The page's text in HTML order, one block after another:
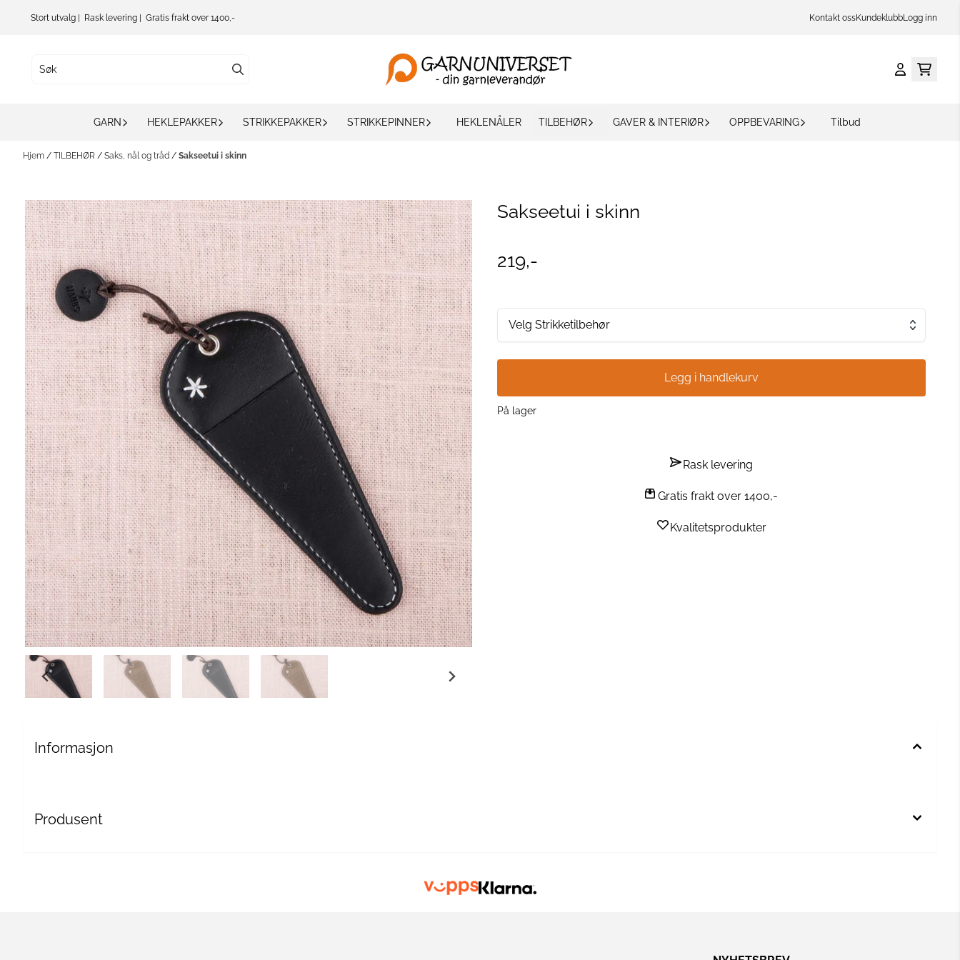
Hopp til innhold
Stort utvalg | Rask levering | Gratis frakt over 1400,- Kontakt ossKundeklubbLogg inn
GARN HEKLEPAKKER STRIKKEPAKKER STRIKKEPINNER HEKLENÅLER TILBEHØR GAVER & INTERIØR OPPBEVARING Tilbud
Hjem / TILBEHØR / Saks, nål og tråd / Sakseetui i skinn
Sakseetui i skinn
219,-
Velg Strikketilbehør
Legg i handlekurv
På lager
Rask levering
Gratis frakt over 1400,-
Kvalitetsprodukter
Informasjon
Produsent